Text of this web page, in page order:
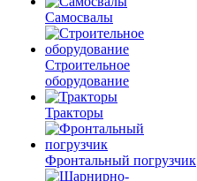
Самосвалы
Строительное
оборудование
Тракторы
Фронтальный погрузчик